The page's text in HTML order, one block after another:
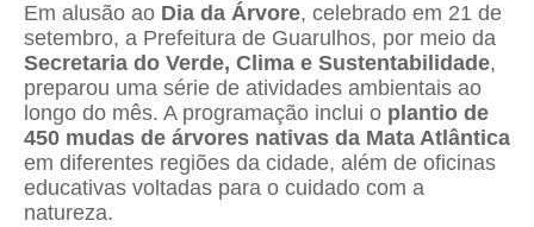
Em alusão ao Dia da Árvore, celebrado em 21 de
setembro, a Prefeitura de Guarulhos, por meio da
Secretaria do Verde, Clima e Sustentabilidade,
preparou uma série de atividades ambientais ao
longo do mês. A programação inclui o plantio de
450 mudas de árvores nativas da Mata Atlântica
em diferentes regiões da cidade, além de oficinas
educativas voltadas para o cuidado com a
natureza.